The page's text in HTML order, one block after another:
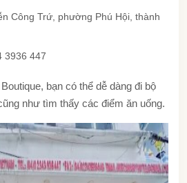
Công Trứ, phường Phú Hội, thành
3936 447
bạn có thể dễ dàng đi bộ
như tìm thấy các điểm ăn uống.